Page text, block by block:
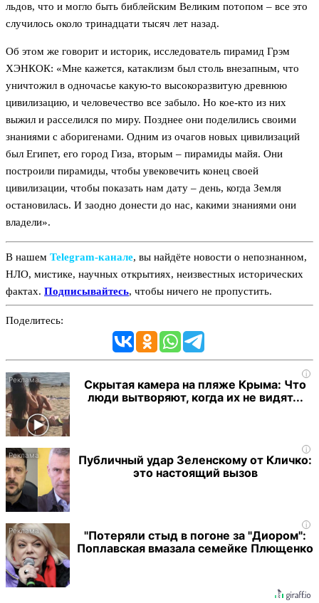
льдов, что и могло быть библейским Великим потопом – все это
случилось около тринадцати тысяч лет назад.
Об этом же говорит и историк, исследователь пирамид Грэм
ХЭНКОК: «Мне кажется, катаклизм был столь внезапным, что
уничтожил в одночасье какую-то высокоразвитую древнюю
цивилизацию, и человечество все забыло. Но кое-кто из них
выжил и расселился по миру. Позднее они поделились своими
знаниями с аборигенами. Одним из очагов новых цивилизаций
был Египет, его город Гиза, вторым – пирамиды майя. Они
построили пирамиды, чтобы увековечить конец своей
цивилизации, чтобы показать нам дату – день, когда Земля
остановилась. И заодно донести до нас, какими знаниями они
владели».
В нашем Telegram‑канале, вы найдёте новости о непознанном,
НЛО, мистике, научных открытиях, неизвестных исторических
фактах. Подписывайтесь, чтобы ничего не пропустить.
Поделитесь:
i
Скрытая камера на пляже Крыма: Что
люди вытворяют, когда их не видят...
i
Публичный удар Зеленскому от Кличко:
это настоящий вызов
i
"Потеряли стыд в погоне за "Диором":
Поплавская вмазала семейке Плющенко